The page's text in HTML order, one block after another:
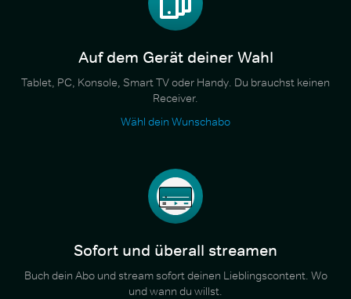
Auf dem Gerät deiner Wahl
Tablet, PC, Konsole, Smart TV oder Handy. Du brauchst keinen
Receiver.
Wähl dein Wunschabo
Sofort und überall streamen
Buch dein Abo und stream sofort deinen Lieblingscontent. Wo
und wann du willst.